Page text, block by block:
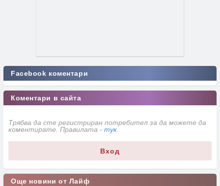
Facebook коментари
Коментари в сайта
Трябва да сте регистриран потребител за да можете да
коментирате. Правилата - тук
Вход
Още новини от Лайф